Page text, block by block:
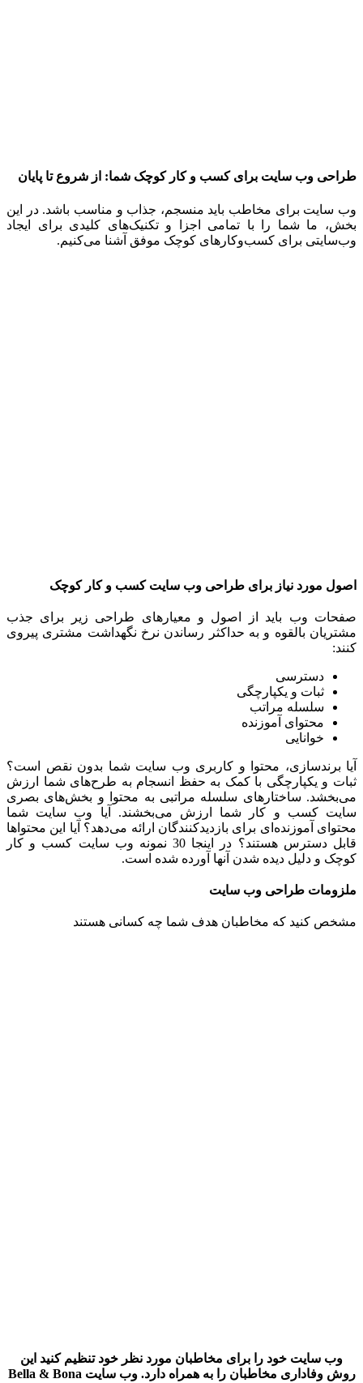
طراحی وب سایت برای کسب و کار کوچک شما: از شروع تا پایان
وب سایت برای مخاطب باید منسجم، جذاب و مناسب باشد. در این
بخش، ما شما را با تمامی اجزا و تکنیک‌های کلیدی برای ایجاد
وب‌سایتی برای کسب‌وکارهای کوچک موفق آشنا می‌کنیم.
اصول مورد نیاز برای طراحی وب سایت کسب و کار کوچک
صفحات وب باید از اصول و معیارهای طراحی زیر برای جذب
مشتریان بالقوه و به حداکثر رساندن نرخ نگهداشت مشتری پیروی
کنند:
دسترسی
ثبات و یکپارچگی
سلسله مراتب
محتوای آموزنده
خوانایی
آیا برندسازی، محتوا و کاربری وب سایت شما بدون نقص است؟
ثبات و یکپارچگی با کمک به حفظ انسجام به طرح‌های شما ارزش
می‌بخشد. ساختارهای سلسله مراتبی به محتوا و بخش‌های بصری
سایت کسب و کار شما ارزش می‌بخشند. آیا وب سایت شما
محتوای آموزنده‌ای برای بازدیدکنندگان ارائه می‌دهد؟ آیا این محتواها
قابل دسترس هستند؟ در اینجا 30 نمونه وب سایت کسب و کار
کوچک و دلیل دیده شدن آنها آورده شده است.
ملزومات طراحی وب سایت
مشخص کنید که مخاطبان هدف شما چه کسانی هستند
وب سایت خود را برای مخاطبان مورد نظر خود تنظیم کنید این
روش وفاداری مخاطبان را به همراه دارد. وب سایت Bella & Bona